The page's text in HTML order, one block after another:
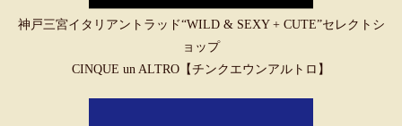
神戸三宮イタリアントラッド“WILD & SEXY + CUTE”セレクトシ
ョップ
CINQUE un ALTRO【チンクエウンアルトロ】